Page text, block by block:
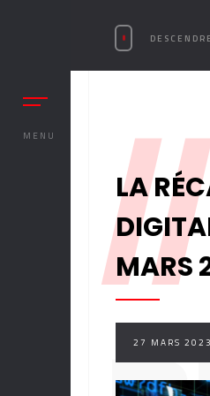
MENU
DESCENDRE
//
LA
MARS
27 MARS 2023